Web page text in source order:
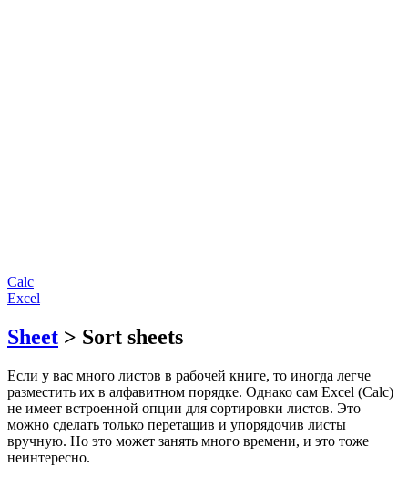
Calc
Excel
Sheet > Sort sheets
Если у вас много листов в рабочей книге, то иногда легче
разместить их в алфавитном порядке. Однако сам Excel (Calc)
не имеет встроенной опции для сортировки листов. Это
можно сделать только перетащив и упорядочив листы
вручную. Но это может занять много времени, и это тоже
неинтересно.